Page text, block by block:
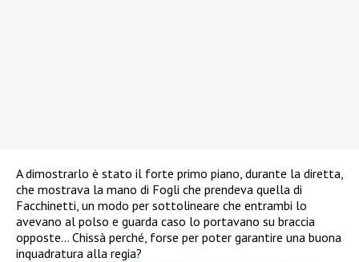
A dimostrarlo è stato il forte primo piano, durante la diretta,
che mostrava la mano di Fogli che prendeva quella di
Facchinetti, un modo per sottolineare che entrambi lo
avevano al polso e guarda caso lo portavano su braccia
opposte… Chissà perché, forse per poter garantire una buona
inquadratura alla regia?